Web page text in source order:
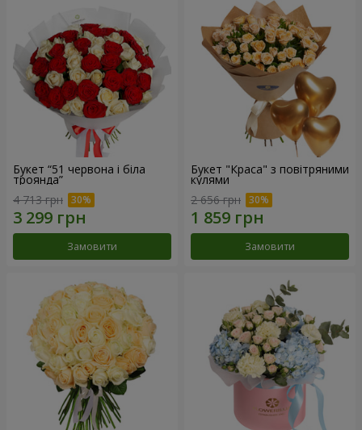
Букет “51 червона і біла
троянда”
4 713 грн
Замовити
Букет "Краса" з повітряними
кулями
2 656 грн
Замовити